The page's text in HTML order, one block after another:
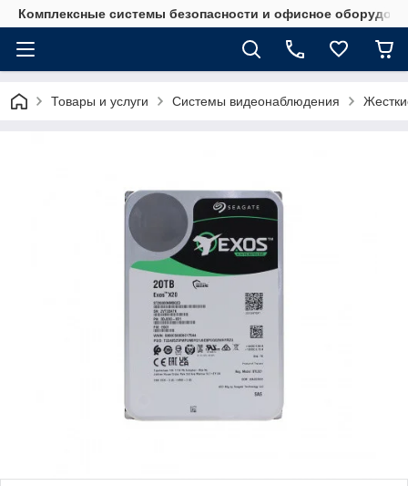
Комплексные системы безопасности и офисное
Товары и услуги Системы видеонаблюдения